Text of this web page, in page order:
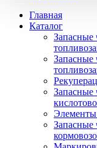
Главная
Каталог
Запасные
Запасные
Запасные
Элементы
Запасные